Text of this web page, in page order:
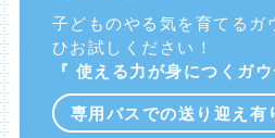
子どものやる気を育てるガ
ひお試しください！
『 使える力が身につくガ
専用バスでの送り迎え有